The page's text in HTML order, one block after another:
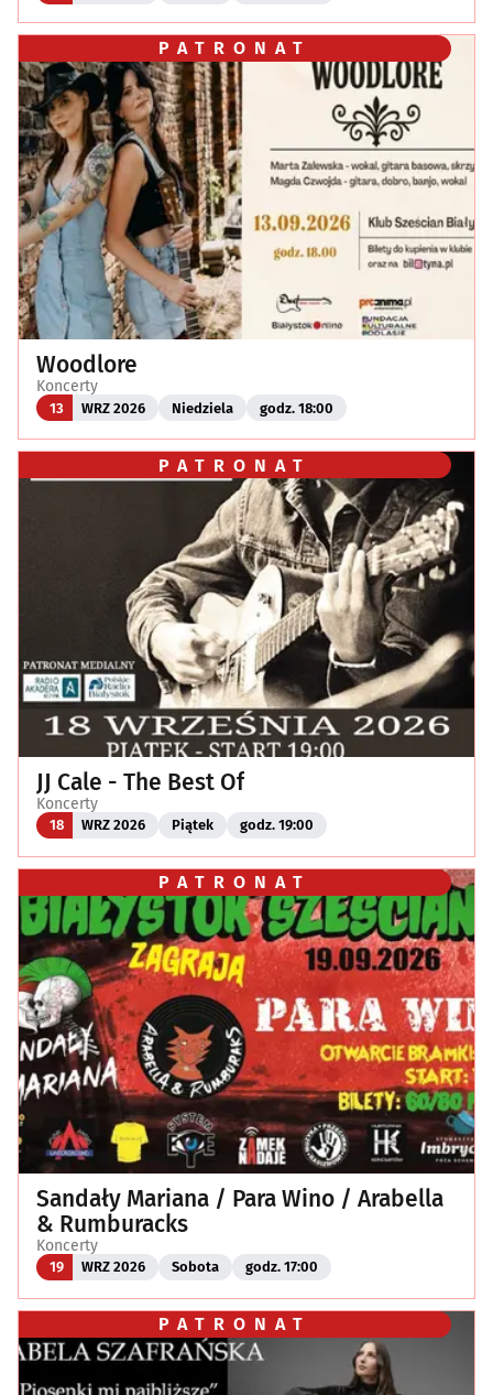
PATRONAT
Woodlore
Koncerty
13 WRZ 2026 Niedziela godz. 18:00
PATRONAT
JJ Cale - The Best Of
Koncerty
18 WRZ 2026 Piątek godz. 19:00
PATRONAT
Sandały Mariana / Para Wino / Arabella
& Rumburacks
Koncerty
19 WRZ 2026 Sobota godz. 17:00
PATRONAT